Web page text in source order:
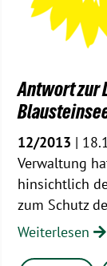
Antwort zur
12/2013 |
Verwaltung
hinsichtlich
zum Schutz
Weiterlesen